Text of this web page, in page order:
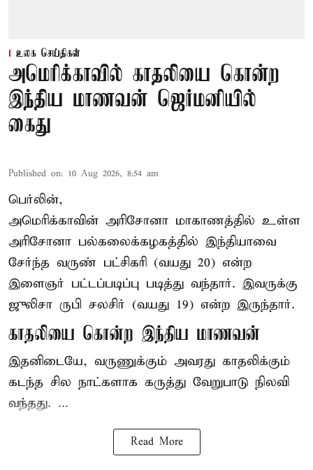
உலக செய்திகள்
அமெரிக்காவில் காதலியை கொன்ற
இந்திய மாணவன் ஜெர்மனியில்
கைது
Published on: 10 Aug 2026, 8:54 am
பெர்லின்,
அமெரிக்காவின் அரிசோனா மாகாணத்தில் உள்ள
அரிசோனா பல்கலைக்கழகத்தில் இந்தியாவை
சேர்ந்த வருண் பட்சிகரி (வயது 20) என்ற
இளைஞர் பட்டப்படிப்பு படித்து வந்தார். இவருக்கு
ஜுலிசா ருபி சலசிர் (வயது 19) என்ற இருந்தார்.
காதலியை கொன்ற இந்திய மாணவன்
இதனிடையே, வருணுக்கும் அவரது காதலிக்கும்
கடந்த சில நாட்களாக கருத்து வேறுபாடு நிலவி
வந்தது. ...
Read More